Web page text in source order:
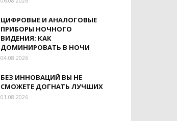
ЦИФРОВЫЕ И АНАЛОГОВЫЕ
ПРИБОРЫ НОЧНОГО
ВИДЕНИЯ: КАК
ДОМИНИРОВАТЬ В НОЧИ
04.08.2026
БЕЗ ИННОВАЦИЙ ВЫ НЕ
СМОЖЕТЕ ДОГНАТЬ ЛУЧШИХ
01.08.2026